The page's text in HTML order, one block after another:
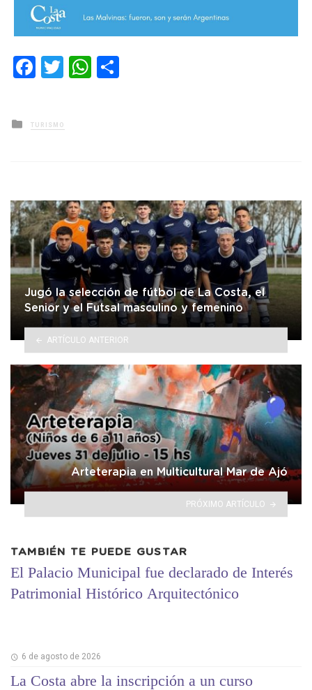
Facebook
TwitterWhatsApp
Posted
in
TURISMO
Jugó la selección de fútbol de La Costa, el
Senior y el Futsal masculino y femenino
ARTÍCULO ANTERIOR
Arteterapia en Multicultural Mar de Ajó
PRÓXIMO ARTÍCULO
TAMBIÉN TE PUEDE GUSTAR
El Palacio Municipal fue declarado de Interés
Patrimonial Histórico Arquitectónico
6 de agosto de 2026
La Costa abre la inscripción a un curso